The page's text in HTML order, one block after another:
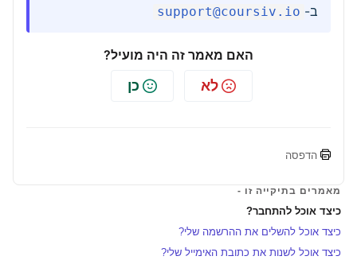
ב- support@coursiv.io
האם מאמר זה היה מועיל?
לא כן
הדפסה
מאמרים בתיקייה זו -
כיצד אוכל להתחבר?
כיצד אוכל להשלים את ההרשמה שלי?
כיצד אוכל לשנות את כתובת האימייל שלי?